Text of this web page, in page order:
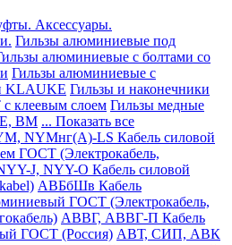
Аксессуары.
Гильзы алюминиевые под
алюминиевые с болтами со
Гильзы алюминиевые с
KLAUKE Гильзы и наконечники
клеевым слоем Гильзы медные
ВМ ... Показать все
NYMнг(А)-LS Кабель силовой
ГОСТ (Электрокабель,
J, NYY-O Кабель силовой
АВБбШв Кабель
ГОСТ (Электрокабель,
АВВГ, АВВГ-П Кабель
ГОСТ (Россия) АВТ, СИП, АВК